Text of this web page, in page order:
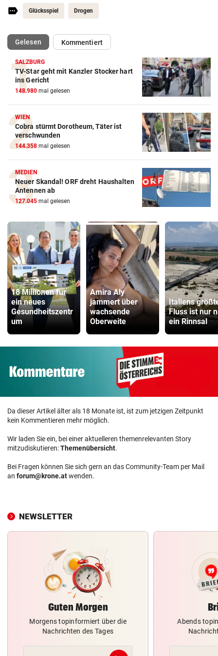
Glücksspiel Drogen
Gelesen(ausgewählt)Kommentiert
SALZBURG
TV-Star geht mit Kanzler Stocker hart
ins Gericht
148.980 mal gelesen
WIEN
Cobra stürmt Dorotheum, Täter ist
verschwunden
144.358 mal gelesen
MEDIEN
Neuer Skandal! ORF dreht Haushalten
Antennen ab
127.045 mal gelesen
18 Millionen für
ein neues
Gesundheitszentr
um
Amira Aly
jammert über
wachsende
Oberweite
Italiens
Fluss ist nur
ein Rinnsal
Da dieser Artikel älter als 18 Monate ist, ist zum jetzigen Zeitpunkt
kein Kommentieren mehr möglich.
Wir laden Sie ein, bei einer aktuelleren themenrelevanten Story
mitzudiskutieren:Themenübersicht.
Bei Fragen können Sie sich gern an das Community-Team per Mail
an forum@krone.atwenden.
NEWSLETTER
Guten Morgen
Morgens topinformiert über die
Nachrichten des Tages
Abends